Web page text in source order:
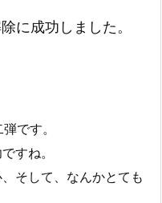
に成功しました。
です。
すね。
そして、なんかとても